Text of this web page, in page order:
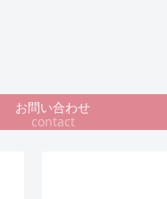
お問い合わせ
contact